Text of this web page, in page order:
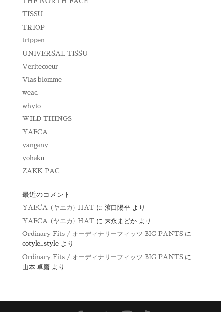
TISSU
TRIOP
trippen
UNIVERSAL TISSU
Veritecoeur
Vlas blomme
weac.
whyto
WILD THINGS
YAECA
yangany
yohaku
ZAKK PAC
最近のコメント
YAECA (ヤエカ) HATに 濱口陽平より
YAECA (ヤエカ) HATに 末永まどかより
Ordinary Fits / オーディナリーフィッツ BIG PANTSに
cotyle_styleより
Ordinary Fits / オーディナリーフィッツ BIG PANTSに
山本 卓磨より